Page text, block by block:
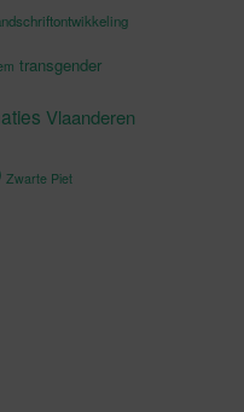
transgender
Vlaanderen
Zwarte Piet